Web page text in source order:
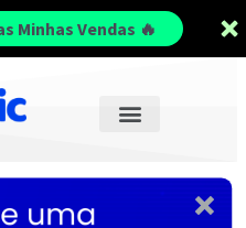
Minhas Vendas 🔥